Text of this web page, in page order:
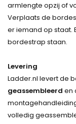
armlengte opzij of
Verplaats de
er iemand op staat.
bordestrap staan.
Levering
Ladder.nl levert de
geassembleerd en
volledig